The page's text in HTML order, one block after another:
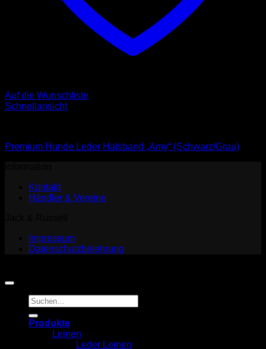
Auf die Wunschliste
Schnellansicht
Premium Hunde Leder Halsband „Amy“ (Schwarz/Grau)
Kontakt
Händler & Vereine
Impressum
Datenschutzbelehrung
Suchen
nach:
Produkte
Leinen
Leder Leinen